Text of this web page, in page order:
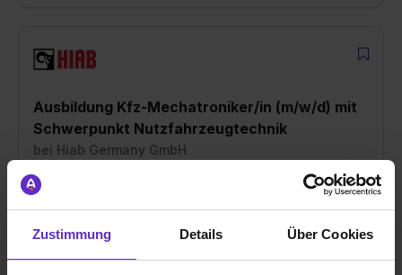
Zustimmung Details Über Cookies
Ausbildung Kfz-Mechatroniker/in (m/w/d) mit
Schwerpunkt Nutzfahrzeugtechnik
bei Hiab Germany GmbH
2 freie Plätze